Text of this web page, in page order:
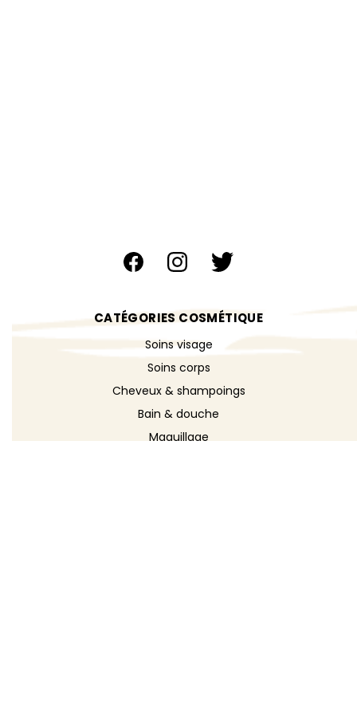
CATÉGORIES COSMÉTIQUE
Soins visage
Soins corps
Cheveux & shampoings
Bain & douche
Maquillage